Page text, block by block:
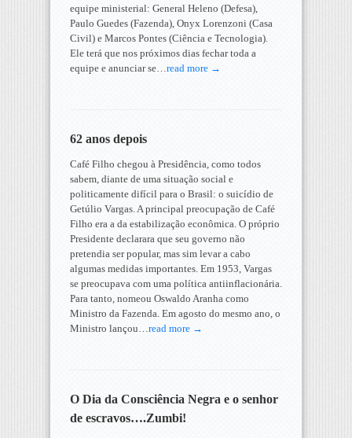
equipe ministerial: General Heleno (Defesa),
Paulo Guedes (Fazenda), Onyx Lorenzoni (Casa
Civil) e Marcos Pontes (Ciência e Tecnologia).
Ele terá que nos próximos dias fechar toda a
equipe e anunciar se…read more →
62 anos depois
Café Filho chegou à Presidência, como todos
sabem, diante de uma situação social e
politicamente difícil para o Brasil: o suicídio de
Getúlio Vargas. A principal preocupação de Café
Filho era a da estabilização econômica. O próprio
Presidente declarara que seu governo não
pretendia ser popular, mas sim levar a cabo
algumas medidas importantes. Em 1953, Vargas
se preocupava com uma política antiinflacionária.
Para tanto, nomeou Oswaldo Aranha como
Ministro da Fazenda. Em agosto do mesmo ano, o
Ministro lançou…read more →
O Dia da Consciência Negra e o senhor
de escravos….Zumbi!